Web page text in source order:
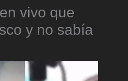
vivo que
y no sabía